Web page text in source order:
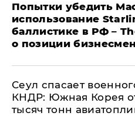
Попытки убедить
использование
баллистике в РФ –
о позиции
​Сеул спасает
КНДР: Южная Корея
тысяч тонн